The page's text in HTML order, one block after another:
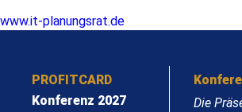
www.it-planungsrat.de
PROFITCARD
Konferenz 2027
Die